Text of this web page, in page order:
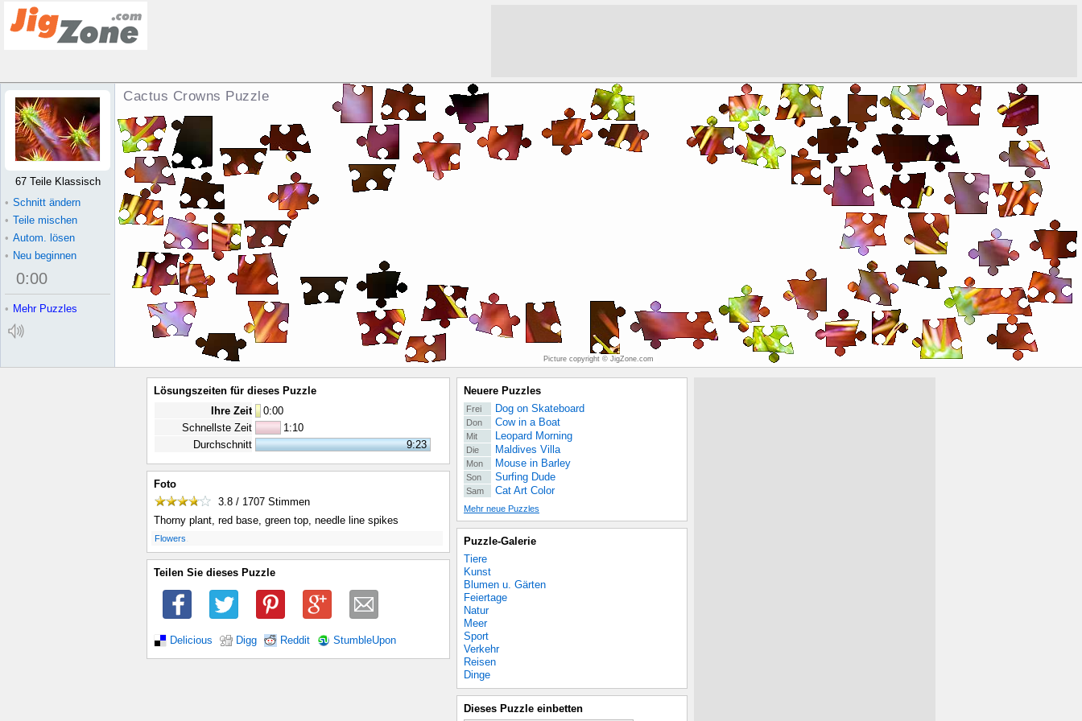
Cactus Crowns Puzzle
Picture copyright © JigZone.com
67 Teile Klassisch
• Schnitt ändern
• Teile mischen
• Autom. lösen
• Neu beginnen
0:00
• Mehr Puzzles
Lösungszeiten für dieses Puzzle
Ihre Zeit
0:00
Schnellste Zeit
1:10
Durchschnitt
9:23
Foto
3.8 / 1707 Stimmen
Thorny plant, red base, green top, needle line spikes
Flowers
Teilen Sie dieses Puzzle
Delicious Digg Reddit StumbleUpon
Neuere Puzzles
Frei Dog on Skateboard
Don Cow in a Boat
Mit Leopard Morning
Die Maldives Villa
Mon Mouse in Barley
Son Surfing Dude
Sam Cat Art Color
Mehr neue Puzzles
Puzzle-Galerie
Tiere
Kunst
Blumen u. Gärten
Feiertage
Natur
Meer
Sport
Verkehr
Reisen
Dinge
Dieses Puzzle einbetten